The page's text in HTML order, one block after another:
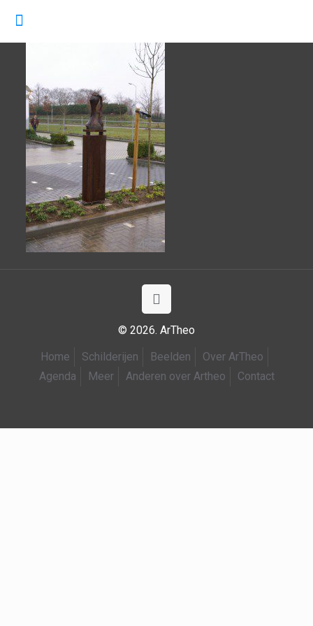
© 2026. ArTheo
Home
Schilderijen Beelden
Over ArTheo
Agenda
Meer Anderen over Artheo Contact